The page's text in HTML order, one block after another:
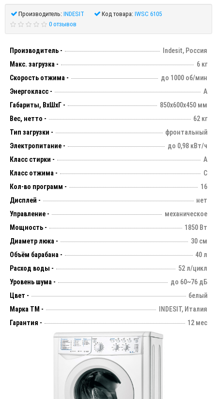
Производитель: INDESIT Код товара: IWSC 6105
0 отзывов
Производитель -
Indesit, Россия
Макс. загрузка -
6 кг
Скорость отжима -
до 1000 об/мин
Энергокласс -
А
Габариты, ВхШхГ -
850х600х450 мм
Вес, нетто -
62 кг
Тип загрузки -
фронтальный
Электропитание -
до 0,98 кВт/ч
Класс стирки -
А
Класс отжима -
С
Кол-во программ -
16
Дисплей -
нет
Управление -
механическое
Мощность -
1850 Вт
Диаметр люка -
30 см
Объём барабана -
40 л
Расход воды -
52 л/цикл
Уровень шума -
до 60~76 дБ
Цвет -
белый
Марка ТМ -
INDESIT, Италия
Гарантия -
12 мес